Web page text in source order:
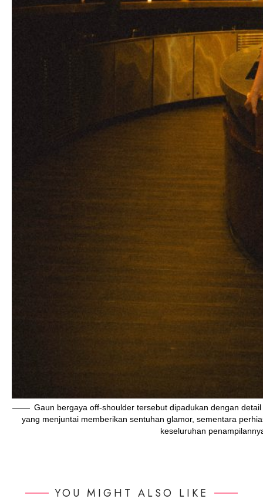
Gaun bergaya off-shoulder tersebut dipadukan dengan
yang menjuntai memberikan sentuhan glamor, sementara
keseluruhan
YOU MIGHT ALSO LIKE